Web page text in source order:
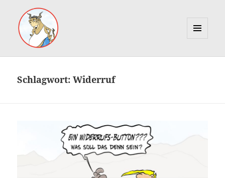
WIDGETS
Schlagwort:Widerruf